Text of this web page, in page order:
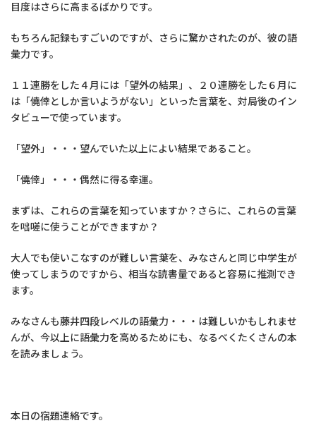
目度はさらに高まるばかりです。
もちろん記録もすごいのですが、さらに驚かされたのが、彼の語
彙力です。
１１連勝をした４月には「望外の結果」、２０連勝をした６月に
は「僥倖としか言いようがない」といった言葉を、対局後のイン
タビューで使っています。
「望外」・・・望んでいた以上によい結果であること。
「僥倖」・・・偶然に得る幸運。
まずは、これらの言葉を知っていますか？さらに、これらの言葉
を咄嗟に使うことができますか？
大人でも使いこなすのが難しい言葉を、みなさんと同じ中学生が
使ってしまうのですから、相当な読書量であると容易に推測でき
ます。
みなさんも藤井四段レベルの語彙力・・・は難しいかもしれませ
んが、今以上に語彙力を高めるためにも、なるべくたくさんの本
を読みましょう。
本日の宿題連絡です。